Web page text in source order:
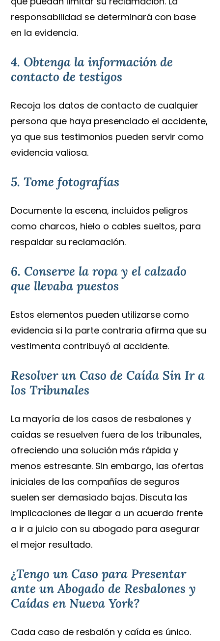
responsabilidad se determinará con base
en la evidencia.
4. Obtenga la información de
contacto de testigos
Recoja los datos de contacto de cualquier
persona que haya presenciado el accidente,
ya que sus testimonios pueden servir como
evidencia valiosa.
5. Tome fotografías
Documente la escena, incluidos peligros
como charcos, hielo o cables sueltos, para
respaldar su reclamación.
6. Conserve la ropa y el calzado
que llevaba puestos
Estos elementos pueden utilizarse como
evidencia si la parte contraria afirma que su
vestimenta contribuyó al accidente.
Resolver un Caso de Caída Sin Ir a
los Tribunales
La mayoría de los casos de resbalones y
caídas se resuelven fuera de los tribunales,
ofreciendo una solución más rápida y
menos estresante. Sin embargo, las ofertas
iniciales de las compañías de seguros
suelen ser demasiado bajas. Discuta las
implicaciones de llegar a un acuerdo frente
a ir a juicio con su abogado para asegurar
el mejor resultado.
¿Tengo un Caso para Presentar
ante un Abogado de Resbalones y
Caídas en Nueva York?
Cada caso de resbalón y caída es único.